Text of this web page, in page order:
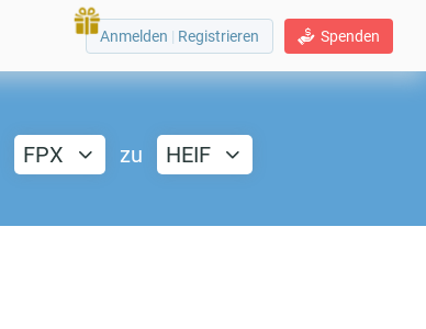
Spenden
Anmelden | Registrieren
FPX zu HEIF